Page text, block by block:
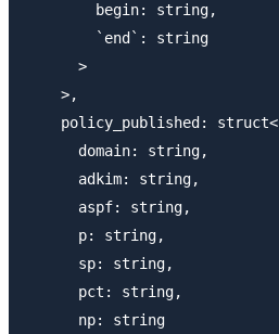
        begin: string,
        `end`: string
      >
    >,
    policy_published: struct<
      domain: string,
      adkim: string,
      aspf: string,
      p: string,
      sp: string,
      pct: string,
      np: string